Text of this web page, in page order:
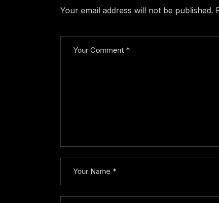
Your email address will not be published.